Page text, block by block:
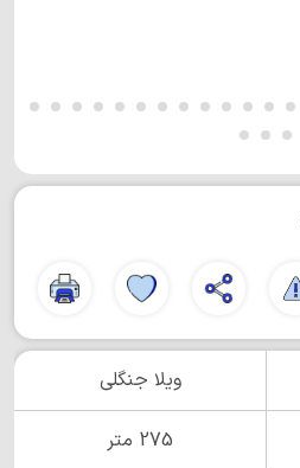
ویلا جنگلی
275 متر